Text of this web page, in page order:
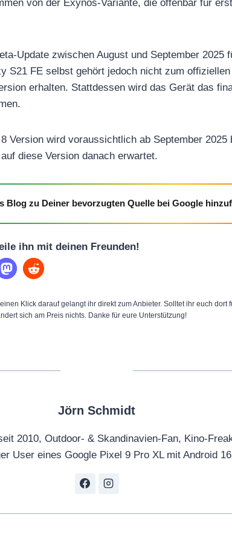
von der Exynos-Variante, die offenbar für
Update zwischen August und September 2025
S21 FE selbst gehört jedoch nicht zum
erhalten. Stattdessen wird das Gerät das
Version wird voraussichtlich ab September 2025
diese Version danach erwartet.
Blog zu Deiner bevorzugten Quelle bei Google
ihn mit deinen Freunden!
Klick darauf gelangt ihr direkt zum Anbieter. Solltet ihr euch dort
sich am Preis nichts. Danke für eure Unterstützung!
Jörn Schmidt
2010, Outdoor- & Skandinavien-Fan, Kino-
User eines Google Pixel 9 Pro XL mit Android 16